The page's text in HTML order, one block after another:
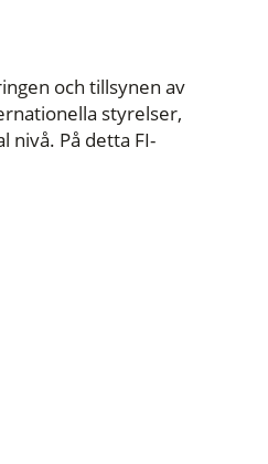
och tillsynen av
styrelser,
nivå. På detta FI-